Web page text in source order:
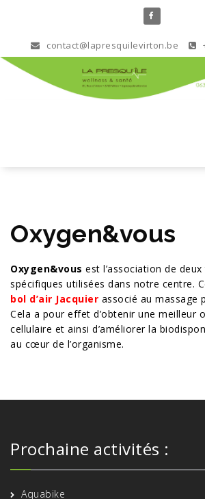
contact@lapresquilevirton.be
Oxygen&vous
Oxygen&vous est l’association de
spécifiques utilisées dans notre centre.
bol d’air Jacquier associé au massage
Cela a pour effet d’obtenir une meilleur
cellulaire et ainsi d’améliorer la
au cœur de l’organisme.
Prochaine activités :
Aquabike